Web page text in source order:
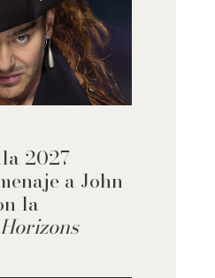
2027
a John
la
Horizons